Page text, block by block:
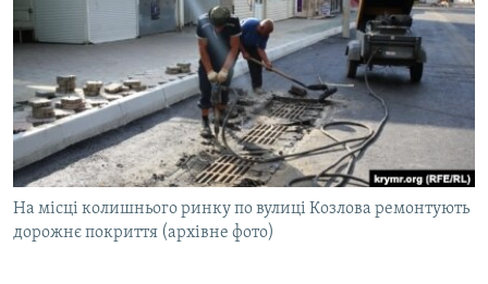
ВСЕ ЗА ДЕНЬ
СПЕЦПРОЕКТИ
ДЕПОРТАЦІЯ
ВІДЕОУРОКИ «ELIFBE»
СВІДЧЕННЯ ОКУПАЦІЇ
УКРАЇНСЬКА ПРОБЛЕМА КРИМУ
ЯК ОБІЙТИ БЛОКУВАННЯ
Русский
Qırımtatar
На місці колишнього ринку по вулиці Козлова ремонтують
дорожнє покриття (архівне фото)